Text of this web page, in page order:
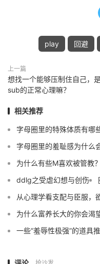
play 回避
上一篇
想找一个能够压制住自己，
sub的正常心理嘛？
相关推荐
字母圈里的特殊体质有哪
字母圈里的羞耻感为什么
为什么有些M喜欢被管教
ddlg之受虐幻想与创伤
从心理学看支配与臣服，
为什么富养长大的你会渴
一些“羞辱性极强”的道具